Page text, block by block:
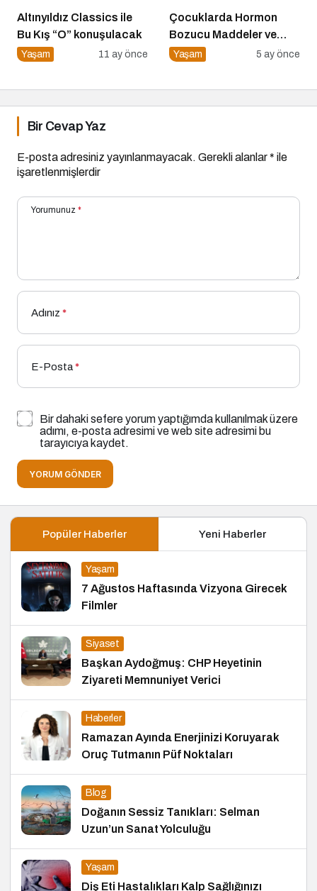
Altınyıldız Classics ile
Bu Kış “O” konuşulacak
Yaşam 11 ay önce
Çocuklarda Hormon
Bozucu Maddeler ve
Paketli Gıdalar
Yaşam 5 ay önce
Bir Cevap Yaz
E-posta adresiniz yayınlanmayacak. Gerekli alanlar* ile
işaretlenmişlerdir
Yorumunuz *
Adınız *
E-Posta*
Bir dahaki sefere yorum yaptığımda kullanılmak üzere
adımı, e-posta adresimi ve web site adresimi bu
tarayıcıya kaydet.
YORUM GÖNDER
Popüler Haberler Yeni Haberler
Yaşam
7 Ağustos Haftasında Vizyona Girecek
Filmler
Siyaset
Başkan Aydoğmuş: CHP Heyetinin
Ziyareti Memnuniyet Verici
Haberler
Ramazan Ayında Enerjinizi Koruyarak
Oruç Tutmanın Püf Noktaları
Blog
Doğanın Sessiz Tanıkları: Selman
Uzun’un Sanat Yolculuğu
Yaşam
Diş Eti Hastalıkları Kalp Sağlığınızı